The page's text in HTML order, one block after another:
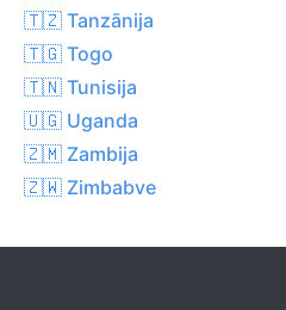
🇹🇿 Tanzānija
🇹🇬 Togo
🇹🇳 Tunisija
🇺🇬 Uganda
🇿🇲 Zambija
🇿🇼 Zimbabve